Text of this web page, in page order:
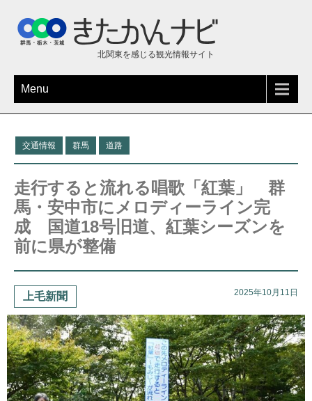
北関東を感じる観光情報サイト
Menu
交通情報 群馬 道路
走行すると流れる唱歌「紅葉」 群
馬・安中市にメロディーライン完
成 国道18号旧道、紅葉シーズンを
前に県が整備
上毛新聞 2025年10月11日